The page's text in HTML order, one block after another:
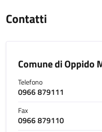
Contatti
Comune di Oppido
Telefono
0966 879111
Fax
0966 879110